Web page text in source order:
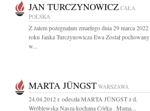
JAN TURCZYNOWICZ CAŁA
POLSKA
Z żalem pożegnałam zmarłego dnia 29 marca 2022
roku Janka Turczynowicza Ewa Został pochowany
w...
MARTA JÜNGST WARSZAWA
24.04.2012 r. odeszła MARTA JÜNGST z d.
Wróblewska Nasza kochana Córka . Mama...